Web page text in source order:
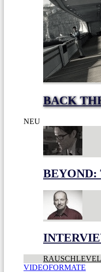
BACK
NEU
BEYOND:
RAUSCHLEVEL
VIDEOFORMATE